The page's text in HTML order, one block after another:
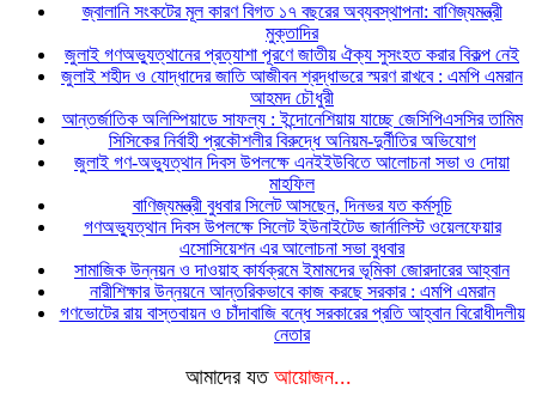
জ্বালানি সংকটের মূল কারণ বিগত ১৭ বছরের অব্যবস্থাপনা: বাণিজ্যমন্ত্রী
মুক্তাদির
জুলাই গণঅভ্যুত্থানের প্রত্যাশা পূরণে জাতীয় ঐক্য সুসংহত করার বিকল্প নেই
জুলাই শহীদ ও যোদ্ধাদের জাতি আজীবন শ্রদ্ধাভরে স্মরণ রাখবে : এমপি এমরান
আহমদ চৌধুরী
আন্তর্জাতিক অলিম্পিয়াডে সাফল্য : ইন্দোনেশিয়ায় যাচ্ছে জেসিপিএসসির তামিম
সিসিকের নির্বাহী প্রকৌশলীর বিরুদ্ধে অনিয়ম-দুর্নীতির অভিযোগ
জুলাই গণ-অভ্যুত্থান দিবস উপলক্ষে এনইইউবিতে আলোচনা সভা ও দোয়া
মাহফিল
বাণিজ্যমন্ত্রী বুধবার সিলেট আসছেন, দিনভর যত কর্মসূচি
গণঅভ্যুত্থান দিবস উপলক্ষে সিলেট ইউনাইটেড জার্নালিস্ট ওয়েলফেয়ার
এসোসিয়েশন এর আলোচনা সভা বুধবার
সামাজিক উন্নয়ন ও দাওয়াহ কার্যক্রমে ইমামদের ভূমিকা জোরদারের আহ্বান
নারীশিক্ষার উন্নয়নে আন্তরিকভাবে কাজ করছে সরকার : এমপি এমরান
গণভোটের রায় বাস্তবায়ন ও চাঁদাবাজি বন্ধে সরকারের প্রতি আহ্বান বিরোধীদলীয়
নেতার
আমাদের যত আয়োজন...